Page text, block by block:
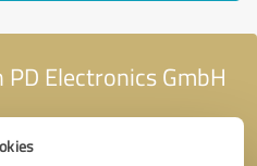
Electronics GmbH